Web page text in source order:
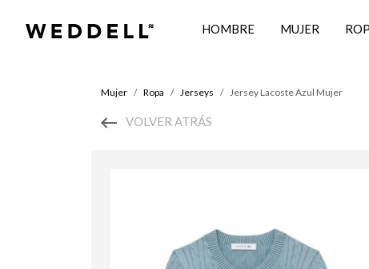
HOMBRE MUJER
Mujer Ropa Jerseys Jersey Lacoste Azul Mujer
VOLVER ATRÁS